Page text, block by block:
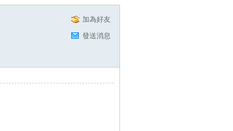
加為好友
發送消息